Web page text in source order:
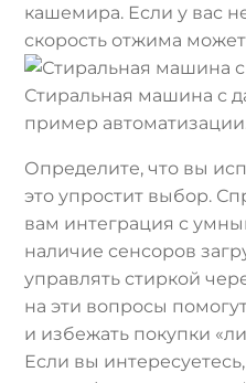
кашемира. Если у вас
скорость отжима
Стиральная машина с
пример
Определите, что вы
это упростит выбор.
вам интеграция с
наличие сенсоров
управлять стиркой
на эти вопросы
и избежать покупки
Если вы